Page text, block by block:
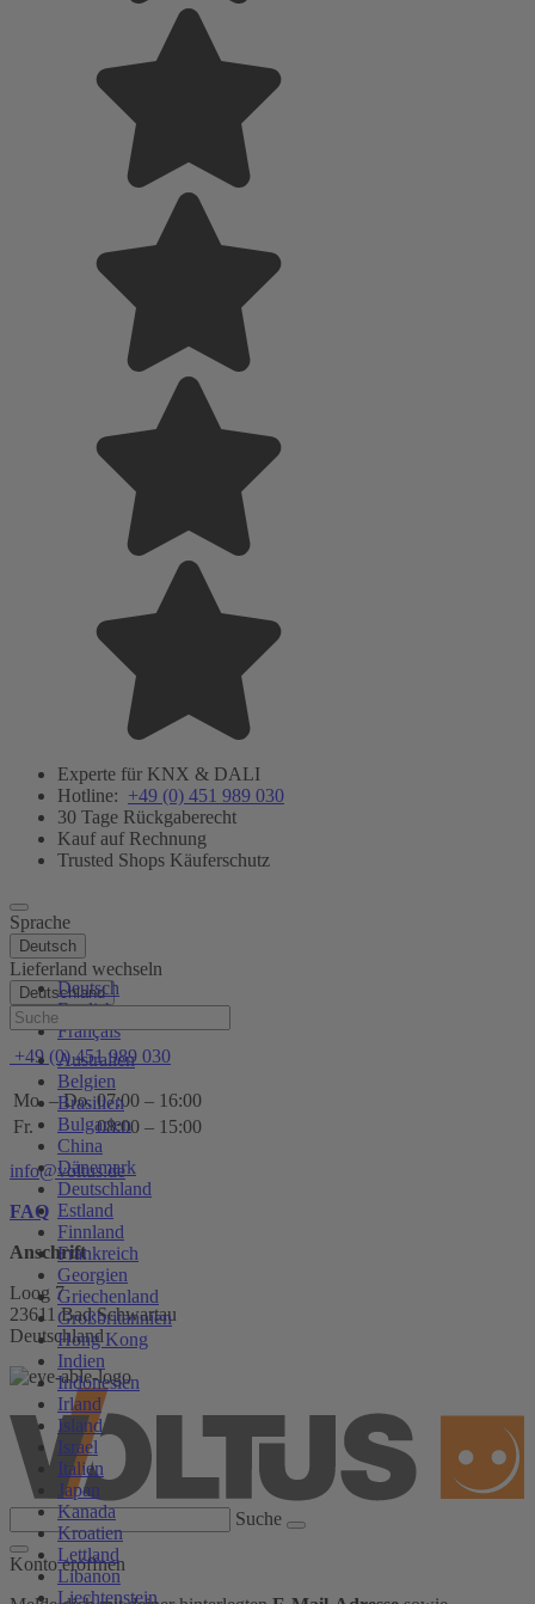
Experte für KNX & DALI
Hotline: +49 (0) 451 989 030
30 Tage Rückgaberecht
Kauf auf Rechnung
Trusted Shops Käuferschutz
Sprache
Deutsch
Deutsch
English
Français
Lieferland wechseln
Deutschland
Australien
Belgien
Brasilien
Bulgarien
China
Dänemark
Deutschland
Estland
Finnland
Frankreich
Georgien
Griechenland
Großbritannien
Hong Kong
Indien
Indonesien
Irland
Island
Israel
Italien
Japan
Kanada
Kroatien
Lettland
Libanon
Liechtenstein
Hilfe
+49 (0) 451 989 030
Mo. – Do. 07:00 – 16:00
Fr.
08:00 – 15:00
info@voltus.de
FAQ
Anschrift
Loog 7
23611 Bad Schwartau
Deutschland
Suche
Konto eröffnen